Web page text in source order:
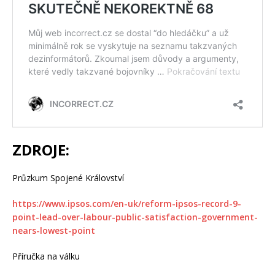
ZDROJE:
Průzkum Spojené Království
https://www.ipsos.com/en-uk/reform-ipsos-record-9-
point-lead-over-labour-public-satisfaction-government-
nears-lowest-point
Příručka na válku